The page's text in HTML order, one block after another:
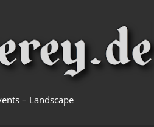
– Landscape